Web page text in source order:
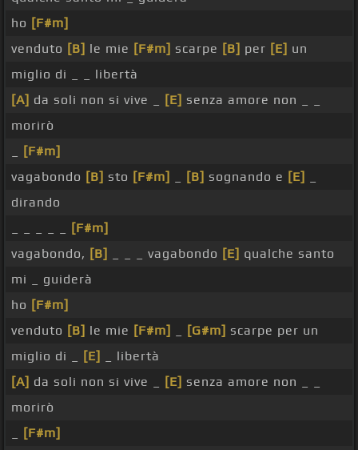
ho [F#m]
venduto [B] le mie [F#m] scarpe [B] per [E] un
miglio di _ _ libertà
[A] da soli non si vive _ [E] senza amore non _ _
morirò
[F#m]
vagabondo [B] sto [F#m] [B] sognando e [E]
dirando
[F#m]
vagabondo, [B] _ _ _ vagabondo [E] qualche santo
mi _ guiderà
ho [F#m]
venduto [B] le mie [F#m] [G#m] scarpe per un
miglio di _
[E]
_ libertà
[A] da soli non si vive _ [E] senza amore non _ _
morirò
[F#m]